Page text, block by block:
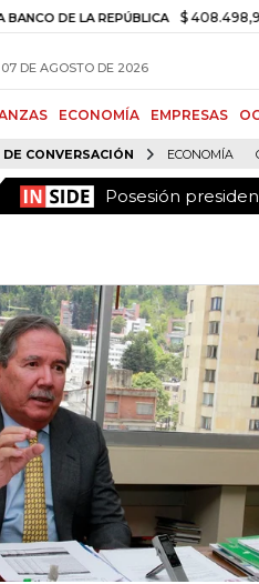
LA REPÚBLICA $ 408.498,97 +$
DE AGOSTO DE 2026
ECONOMÍA EMPRESAS
CONVERSACIÓN ECONOMÍA
Posesión
Posesión